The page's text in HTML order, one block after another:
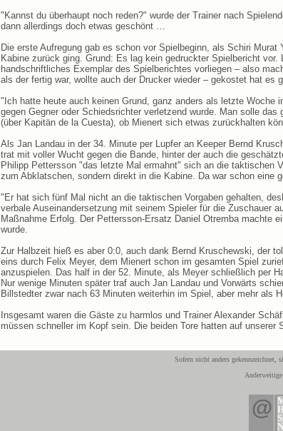
"Kannst du überhaupt noch reden?" wurde der Trainer nach
dann allerdings doch etwas geschönt …
Die erste Aufregung gab es schon vor Spielbeginn, als Schiri
Kabine zurück ging. Grund: Es lag kein gedruckter Spielbericht
handschriftliches Exemplar des Spielberichtes vorliegen – also
als der fertig war, wollte auch der Drucker wieder – gekostet hat es
"Ich hatte heute auch keinen Grund, ganz anders als letzte
gegen Gegner oder Schiedsrichter verletzend wurde. Man solle
(über Kapitän de la Cuesta), ob Mienert sich etwas zurückhalten
Als Jan Landau in der 34. Minute per Lupfer an Keeper Bernd
trat mit voller Wucht gegen die Bande, hinter der auch die
Philipp Pettersson "das letzte Mal ermahnt" sich an die taktischen
zum Abklatschen, sondern direkt in die Kabine. Da war schon eine
"Er hat sich fünf Mal nicht an die taktischen Vorgaben gehalten,
verbale Auseinandersetzung mit seinem Spieler für die Zuschauer
Maßnahme Erfolg. Der Pettersson-Ersatz Daniel Otremba machte
wurde.
Zur Halbzeit hieß es aber 0:0, auch dank Bernd Kruschewski, der
eins durch Felix Meyer, dem Mienert schon im gesamten Spiel
anzuspielen. Das half in der 52. Minute, als Meyer schließlich per
Nur wenige Minuten später traf auch Jan Landau und Vorwärts
Billstedter zwar nach 63 Minuten weiterhin im Spiel, aber mehr als
Insgesamt waren die Gäste zu harmlos und Trainer Alexander
müssen schneller im Kopf sein. Die beiden Tore hatten auf
Sofern nicht anders
@